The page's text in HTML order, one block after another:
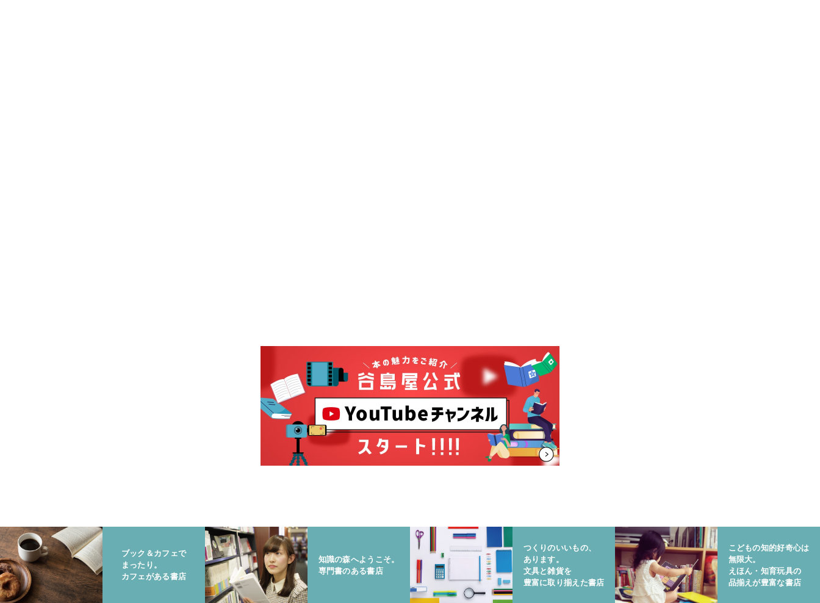
ブック＆カフェで
まったり。
カフェがある書店
知識の森へようこそ。
専門書のある書店
つくりのいいもの、
あります。
文具と雑貨を
豊富に取り揃えた書店
こどもの知的好奇心は
無限大。
えほん・知育玩具の
品揃えが豊富な書店